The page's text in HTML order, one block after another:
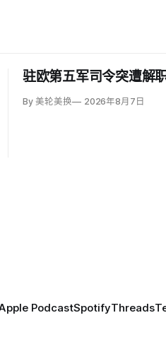
驻欧第五军司令突遭解
By 美轮美换 2026年8月7日
PodcastSpotifyThreads